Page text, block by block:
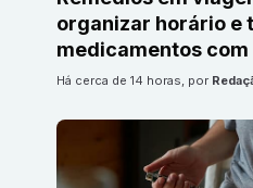
organizar horário e
medicamentos
há cerca de 14 horas, por